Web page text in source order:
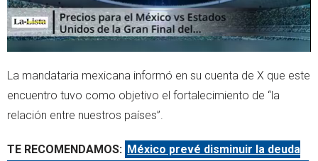
La mandataria mexicana informó en su cuenta de X que este
encuentro tuvo como objetivo el fortalecimiento de “la
relación entre nuestros países”.
TE RECOMENDAMOS: México prevé disminuir la deuda